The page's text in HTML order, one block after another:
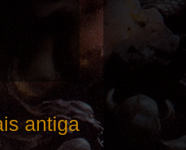
antiga